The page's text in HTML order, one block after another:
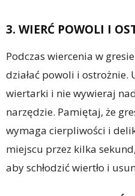
3. WIERĆ POWOLI I
Podczas wiercenia w
działać powoli i ostrożnie.
wiertarki i nie wywieraj
narzędzie. Pamiętaj, że
wymaga cierpliwości i
miejscu przez kilka
aby schłodzić wiertło i